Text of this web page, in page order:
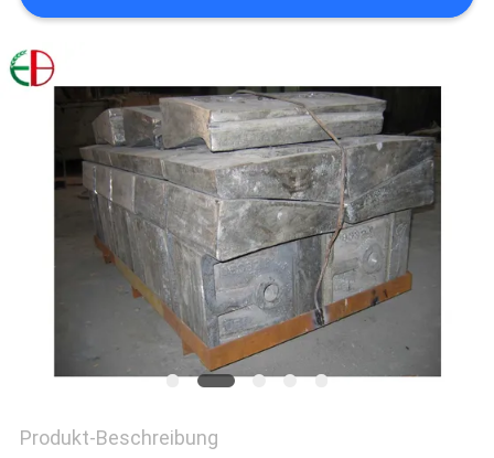
FORDERN
SIE
ZITAT
SITEMAP
DATENSCHUTZRICHTLINIE
Produkt-Beschreibung